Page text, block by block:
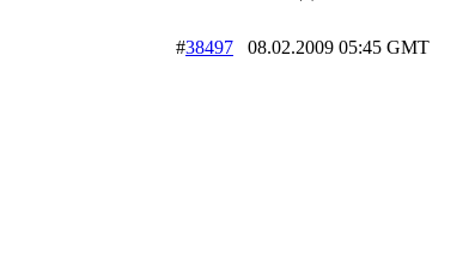
#38497 08.02.2009 05:45 GMT